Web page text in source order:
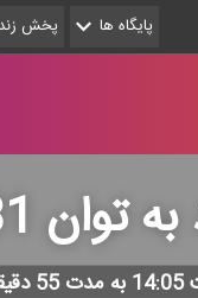
پایگاه ها پخش
توان 31